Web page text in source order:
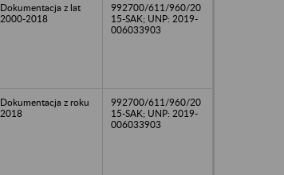
Dokumentacja z lat
2000-2018
992700/611/960/20
15-SAK; UNP: 2019-
006033903
Dokumentacja z roku
2018
992700/611/960/20
15-SAK; UNP: 2019-
006033903